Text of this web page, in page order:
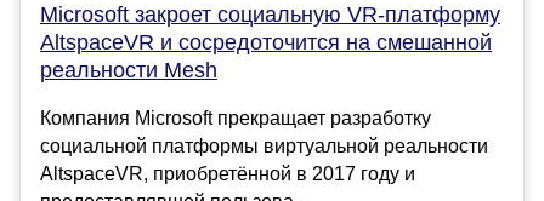
Microsoft закроет социальную VR-платформу
AltspaceVR и сосредоточится на смешанной
реальности Mesh
Компания Microsoft прекращает разработку
социальной платформы виртуальной реальности
AltspaceVR, приобретённой в 2017 году и